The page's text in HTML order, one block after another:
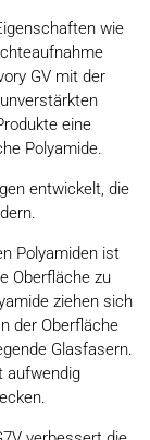
wie
GV mit der
eine
Polyamide.
entwickelt, die
Polyamiden ist
Oberfläche zu
ziehen sich
der Oberfläche
Glasfasern.
aufwendig